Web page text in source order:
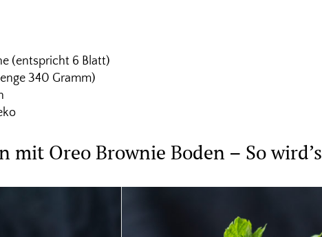
(entspricht 6 Blatt)
340 Gramm)
mit Oreo Brownie Boden – So wird’s